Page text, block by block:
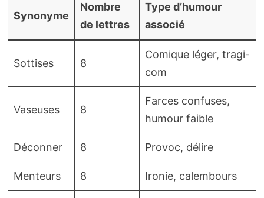
Synonyme
Nombre
de lettres
Type d’humour
associé
Sottises 8
Comique léger, tragi-
com
Vaseuses 8
Farces confuses,
humour faible
Déconner 8 Provoc, délire
Menteurs 8 Ironie, calembours